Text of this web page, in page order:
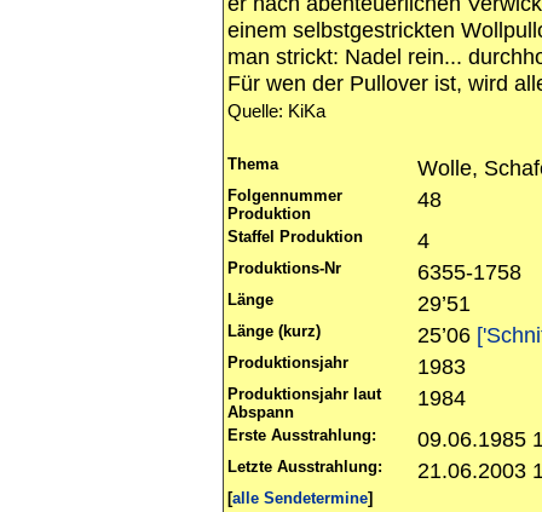
einem selbstgestrickten
man strickt: Nadel rein...
Für wen der Pullover ist, wird
Quelle: KiKa
Thema Wolle,
Folgennummer
Produktion
48
Staffel Produktion 4
Produktions-Nr 6355-1758
Länge 29’51
Länge (kurz) 25’06
Produktionsjahr 1983
Produktionsjahr laut
Abspann
1984
Erste Ausstrahlung: 09.06.1985
Letzte Ausstrahlung: 21.06.2003
[alle Sendetermine]